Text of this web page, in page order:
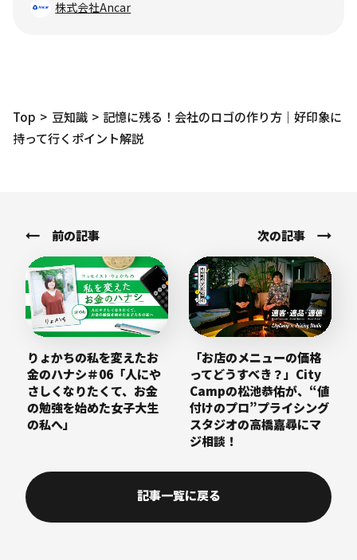
株式会社Ancar
Top 豆知識
記憶に残る！会社のロゴの作り方｜好印象に
持って行くポイント解説
前の記事
りょかちの私を変えたお
金のハナシ＃06「人にや
さしくなりたくて、お金
の勉強を始めた女子大生
の私へ」
次の記事
「お店のメニューの価格
ってどうすべき？」City
Campの松池恭佑が、“値
付けのプロ”プライシング
スタジオの高橋嘉尋にマ
ジ相談！
記事一覧に戻る